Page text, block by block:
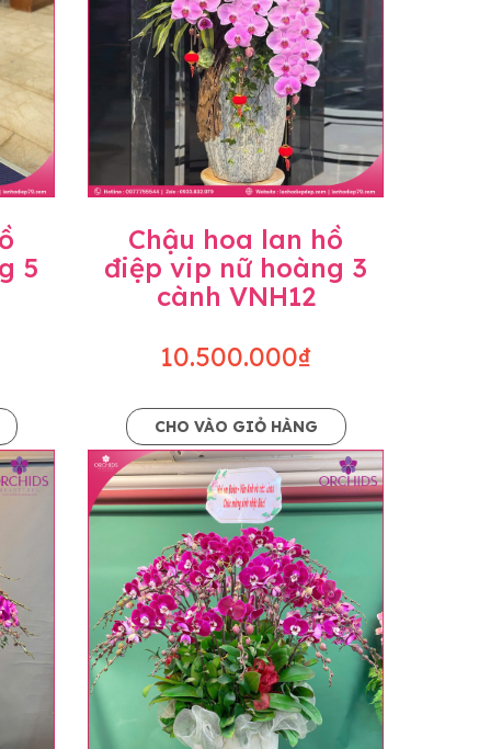
hoàn toàn thủ công nên có thể sẽ
khách quan, tùy vào thời điểm hoa nở
mức độ giống mẫu khoảng 80-90%,
khách hàng để thông báo và tư vấn
không liên lạc được với người
5
Chậu hoa lan hồ
điệp vip nữ hoàng 3
cành VNH12
10.500.000₫
CHO VÀO GIỎ HÀNG